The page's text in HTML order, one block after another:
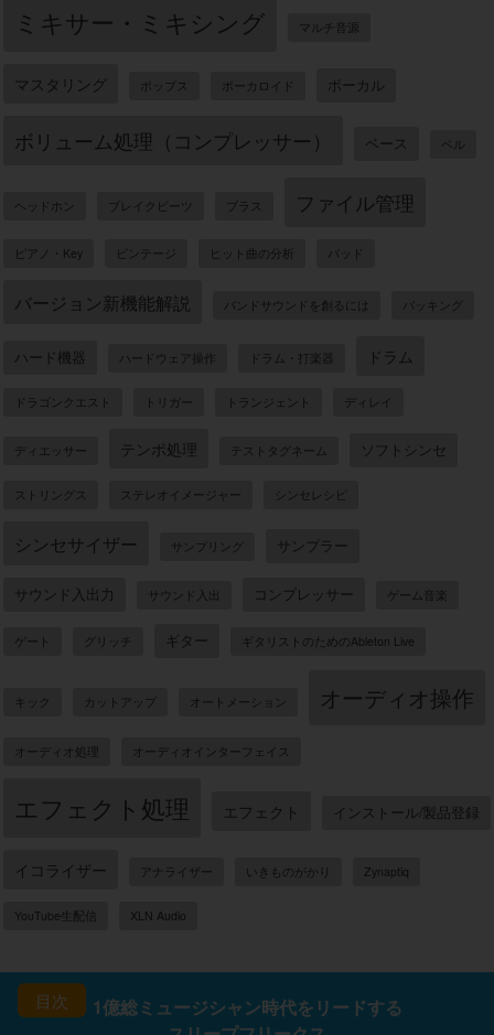
目次
ミキサー・ミキシング マルチ音源
マスタリング ポップス ボーカロイド ボーカル
ボリューム処理（コンプレッサー） ベース ベル
ヘッドホン ブレイクビーツ ブラス ファイル管理
ピアノ・Key ビンテージ ヒット曲の分析 パッド
バージョン新機能解説 バンドサウンドを創るには バッキング
ハード機器 ハードウェア操作 ドラム・打楽器 ドラム
ドラゴンクエスト トリガー トランジェント ディレイ
ディエッサー テンポ処理 テストタグネーム ソフトシンセ
ストリングス ステレオイメージャー シンセレシピ
シンセサイザー サンプリング サンプラー
サウンド入出力 サウンド入出 コンプレッサー ゲーム音楽
ゲート グリッチ ギター ギタリストのためのAbleton Live
キック カットアップ オートメーション オーディオ操作
オーディオ処理 オーディオインターフェイス
エフェクト処理 エフェクト インストール/製品登録
イコライザー アナライザー いきものがかり Zynaptiq
YouTube生配信 XLN Audio
1億総ミュージシャン時代をリードする